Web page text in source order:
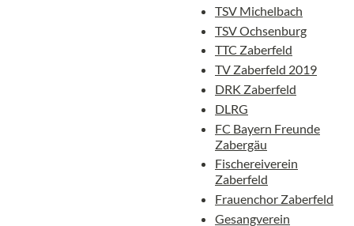
TSV Michelbach
TSV Ochsenburg
TTC Zaberfeld
TV Zaberfeld 2019
DRK Zaberfeld
DLRG
FC Bayern Freunde
Zabergäu
Fischereiverein
Zaberfeld
Frauenchor Zaberfeld
Gesangverein